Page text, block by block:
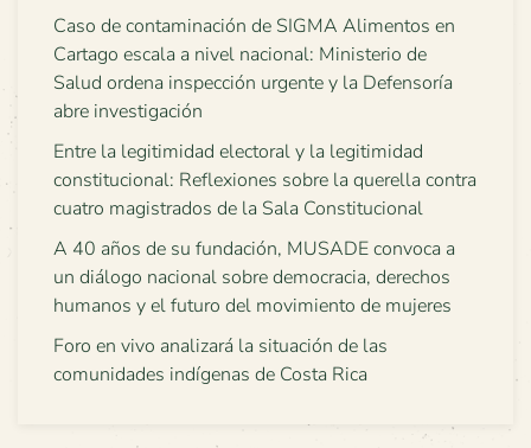
Caso de contaminación de SIGMA Alimentos en
Cartago escala a nivel nacional: Ministerio de
Salud ordena inspección urgente y la Defensoría
abre investigación
Entre la legitimidad electoral y la legitimidad
constitucional: Reflexiones sobre la querella contra
cuatro magistrados de la Sala Constitucional
A 40 años de su fundación, MUSADE convoca a
un diálogo nacional sobre democracia, derechos
humanos y el futuro del movimiento de mujeres
Foro en vivo analizará la situación de las
comunidades indígenas de Costa Rica